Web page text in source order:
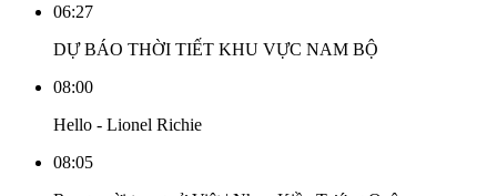
06:27
DỰ BÁO THỜI TIẾT KHU VỰC NAM BỘ
08:00
Hello - Lionel Richie
08:05